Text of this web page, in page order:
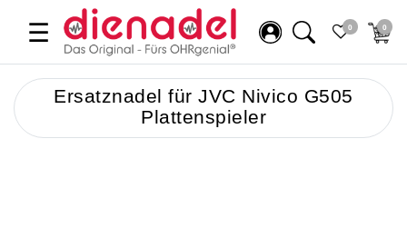
☰ 0 0
Ersatznadel für JVC Nivico G505
Plattenspieler